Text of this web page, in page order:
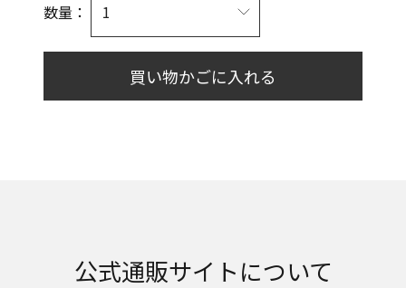
数量：
買い物かごに入れる
公式通販サイトについて